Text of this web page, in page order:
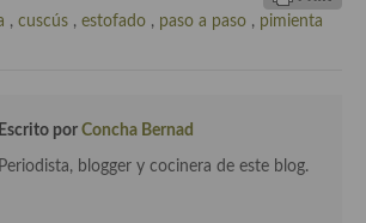
, cuscús , estofado , paso a paso , pimienta
Escrito por Concha Bernad
Periodista, blogger y cocinera de este blog.